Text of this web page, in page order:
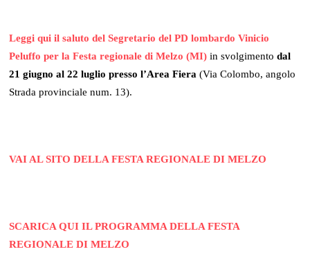
Leggi qui il saluto del Segretario del PD lombardo Vinicio
Peluffo per la Festa regionale di Melzo (MI) in svolgimentodal
21 giugno al 22 luglio presso l’Area Fiera (Via Colombo, angolo
Strada provinciale num. 13).
VAI AL SITO DELLA FESTA REGIONALE DI MELZO
SCARICA QUI IL PROGRAMMA DELLA FESTA
REGIONALE DI MELZO